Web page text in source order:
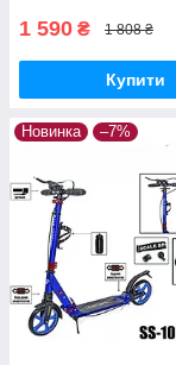
1 590 ₴ 1 808 ₴
Купити
Новинка –7%